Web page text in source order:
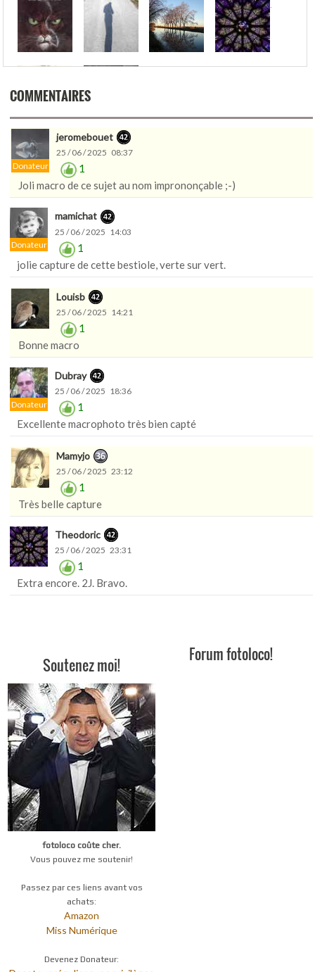
.
COMMENTAIRES
Donateur
jeromebouet
25 / 06 / 2025 08:37
1
Joli macro de ce sujet au nom imprononçable ;-)
Donateur
mamichat
25 / 06 / 2025 14:03
1
jolie capture de cette bestiole, verte sur vert.
Louisb
25 / 06 / 2025 14:21
1
Bonne macro
Donateur
Dubray
25 / 06 / 2025 18:36
1
Excellente macrophoto très bien capté
Mamyjo
25 / 06 / 2025 23:12
1
Très belle capture
Theodoric
25 / 06 / 2025 23:31
1
Extra encore. 2J. Bravo.
Soutenez moi!
fotoloco coûte cher.
Vous pouvez me soutenir!
Passez par ces liens avant vos
achats:
Amazon
Miss Numérique
Devenez Donateur:
Forum fotoloco!